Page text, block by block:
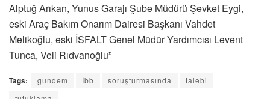
Alptuğ Arıkan, Yunus Garajı Şube Müdürü Şevket Eygi,
eski Araç Bakım Onarım Dairesi Başkanı Vahdet
Melikoğlu, eski İSFALT Genel Müdür Yardımcısı Levent
Tunca, Veli Rıdvanoğlu”
Tags: gundem İbb soruşturmasında
talebi